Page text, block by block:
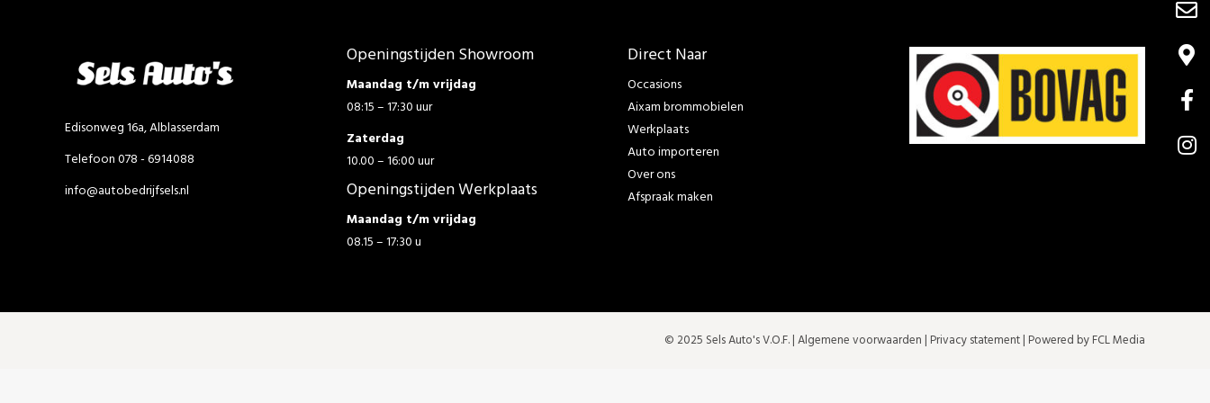
Edisonweg 16a, Alblasserdam
Telefoon 078 - 6914088
info@autobedrijfsels.nl
Openingstijden Showroom
Maandag t/m vrijdag
08:15 – 17:30 uur
Zaterdag
10.00 – 16:00 uur
Openingstijden Werkplaats
Maandag t/m vrijdag
08.15 – 17:30 u
Direct Naar
Occasions
Aixam brommobielen
Werkplaats
Auto importeren
Over ons
Afspraak maken
© 2025 Sels Auto's V.O.F. |Algemene voorwaarden | Privacy statement| Powered by FCL Media